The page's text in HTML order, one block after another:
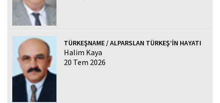
TÜRKEŞNAME / ALPARSLAN TÜRKEŞ’İN HAYATI
Halim Kaya
20 Tem 2026